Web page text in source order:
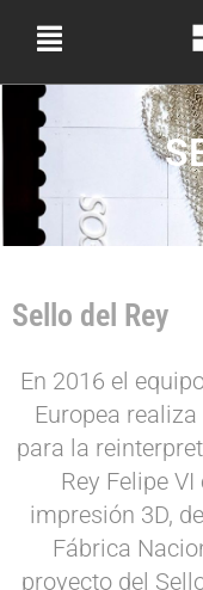
Sello del Rey
En 2016 el
Europea
para la
Rey Felipe
impresión 3D,
Fábrica
proyecto del